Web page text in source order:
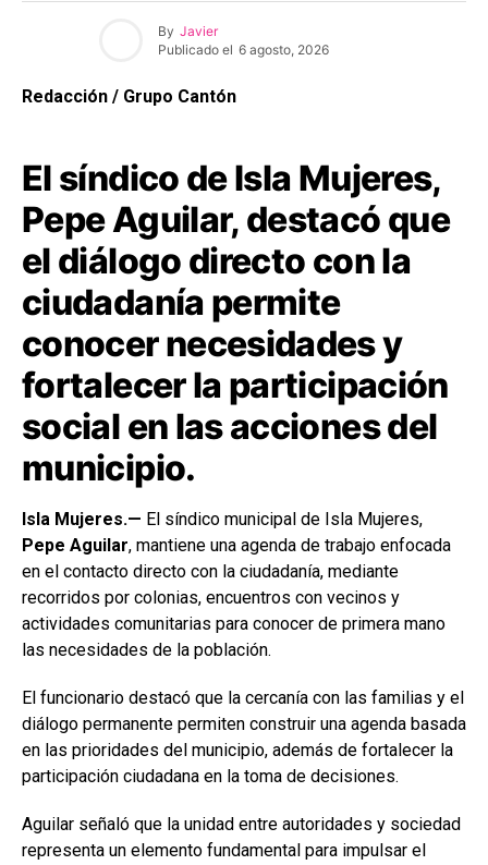
By Javier
Publicado el 6 agosto, 2026
Redacción / Grupo Cantón
El síndico de Isla Mujeres,
Pepe Aguilar, destacó que
el diálogo directo con la
ciudadanía permite
conocer necesidades y
fortalecer la participación
social en las acciones del
municipio.
Isla Mujeres.— El síndico municipal de Isla Mujeres,
Pepe Aguilar, mantiene una agenda de trabajo enfocada
en el contacto directo con la ciudadanía, mediante
recorridos por colonias, encuentros con vecinos y
actividades comunitarias para conocer de primera mano
las necesidades de la población.
El funcionario destacó que la cercanía con las familias y el
diálogo permanente permiten construir una agenda basada
en las prioridades del municipio, además de fortalecer la
participación ciudadana en la toma de decisiones.
Aguilar señaló que la unidad entre autoridades y sociedad
representa un elemento fundamental para impulsar el